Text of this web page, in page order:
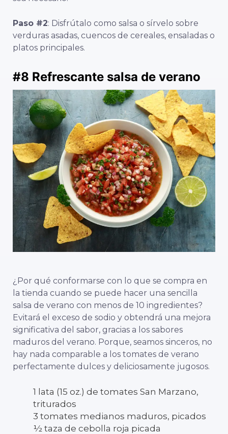
Paso #2: Disfrútalo como salsa o sírvelo sobre
verduras asadas, cuencos de cereales, ensaladas o
platos principales.
#8 Refrescante salsa de verano
¿Por qué conformarse con lo que se compra en
la tienda cuando se puede hacer una sencilla
salsa de verano con menos de 10 ingredientes?
Evitará el exceso de sodio y obtendrá una mejora
significativa del sabor, gracias a los sabores
maduros del verano. Porque, seamos sinceros, no
hay nada comparable a los tomates de verano
perfectamente dulces y deliciosamente jugosos.
1 lata (15 oz.) de tomates San Marzano,
triturados
3 tomates medianos maduros, picados
½ taza de cebolla roja picada